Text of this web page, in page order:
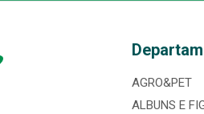
AGRO&PET
ALBUNS E